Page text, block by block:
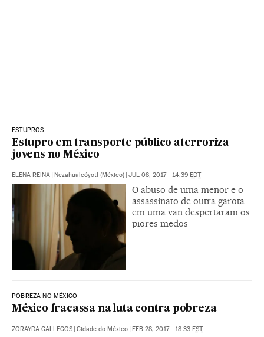
ESTUPROS
Estupro em transporte público aterroriza
jovens no México
ELENA REINA | Nezahualcóyotl (México) | JUL 08, 2017 - 14:39 EDT
O abuso de uma menor e o
assassinato de outra garota
em uma van despertaram os
piores medos
POBREZA NO MÉXICO
México fracassa na luta contra pobreza
ZORAYDA GALLEGOS | Cidade do México | FEB 28, 2017 - 18:33 EST